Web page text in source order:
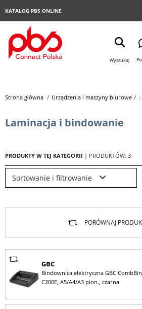
KATALOG PBS ONLINE
Wyszukaj
Strona główna> Urządzenia i maszyny biurowe>
Laminacja i bindowanie
PRODUKTY W TEJ KATEGORII | PRODUKTÓW: 3
Sortowanie i filtrowanie
PORÓWNAJ
GBC
Bindownica elektryczna GBC
C200E, A5/A4/A3 pion., czarna